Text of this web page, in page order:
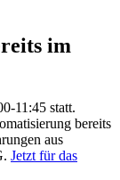
im
11:45 statt.
bereits
aus
Jetzt für das